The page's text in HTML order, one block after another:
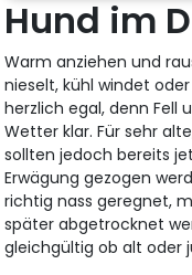
Hund im
Warm anziehen und
nieselt, kühl windet
herzlich egal, denn
Wetter klar. Für sehr
sollten jedoch bereits
Erwägung gezogen
richtig nass geregnet,
später abgetrocknet
gleichgültig ob alt oder